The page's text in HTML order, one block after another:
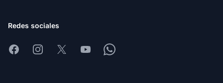
Redes sociales
FacebookInstagram
X YoutubeWhatsapp